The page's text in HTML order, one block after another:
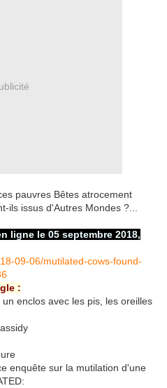
pauvres Bêtes atrocement
ils issus d'Autres Mondes ?...
ligne le 05 septembre 2018,
09-06/mutilated-cows-found-
:
enclos avec les pis, les oreilles
enquête sur la mutilation d'une